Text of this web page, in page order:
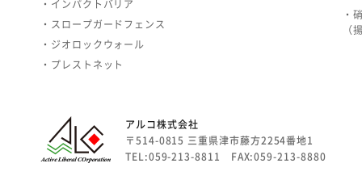
・インパクトバリア
・スロープガードフェンス
・ジオロックウォール
・プレストネット
・
（
アルコ株式会社
〒514-0815 三重県津市藤方2254番地1
TEL:059-213-8811 FAX:059-213-8880